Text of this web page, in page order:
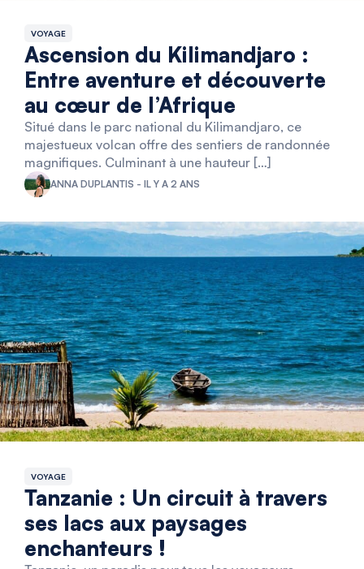
VOYAGE
Ascension du Kilimandjaro :
Entre aventure et découverte
au cœur de l’Afrique
Situé dans le parc national du Kilimandjaro, ce
majestueux volcan offre des sentiers de randonnée
magnifiques. Culminant à une hauteur […]
ANNA DUPLANTIS - IL Y A 2 ANS
VOYAGE
Tanzanie : Un circuit à travers
ses lacs aux paysages
enchanteurs !